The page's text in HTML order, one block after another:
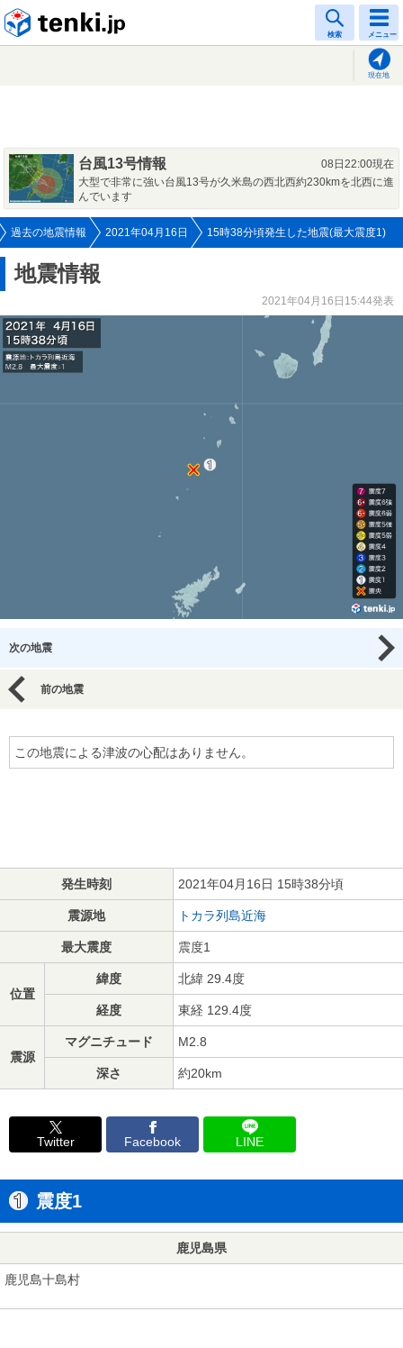
検索 メニュー
現在地
台風13号情報
08日22:00現在
大型で非常に強い台風13号が久米島の西北西約230kmを北西に進
んでいます
過去の地震情報 2021年04月16日 15時38分頃発生した地震(最大震度1)
地震情報
2021年04月16日15:44発表
次の地震
前の地震
この地震による津波の心配はありません。
発生時刻 2021年04月16日 15時38分頃
震源地 トカラ列島近海
最大震度 震度1
位置
緯度 北緯 29.4度
経度 東経 129.4度
震源
マグニチュード M2.8
深さ 約20km
Twitter Facebook LINE
震度1
鹿児島県
鹿児島十島村